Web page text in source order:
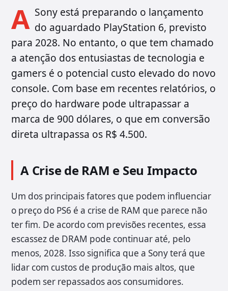
A Sony está preparando o lançamento
do aguardado PlayStation 6, previsto
para 2028. No entanto, o que tem chamado
a atenção dos entusiastas de tecnologia e
gamers é o potencial custo elevado do novo
console. Com base em recentes relatórios, o
preço do hardware pode ultrapassar a
marca de 900 dólares, o que em conversão
direta ultrapassa os R$ 4.500.
A Crise de RAM e Seu Impacto
Um dos principais fatores que podem influenciar
o preço do PS6 é a crise de RAM que parece não
ter fim. De acordo com previsões recentes, essa
escassez de DRAM pode continuar até, pelo
menos, 2028. Isso significa que a Sony terá que
lidar com custos de produção mais altos, que
podem ser repassados aos consumidores.